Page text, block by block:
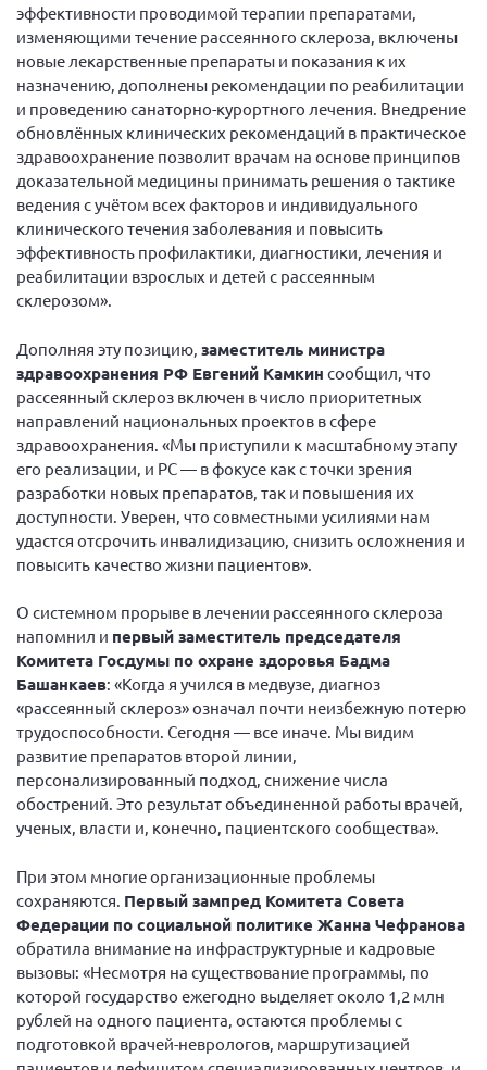
Общероссийская РС
Алтайский край
Архангельская область
Брянская область
Владимирская область
Волгоградская область
Воронежская область
Ивановская область
Калининградская область
Кировская область
Краснодарский край
Красноярский край
Липецкая область
Ленинградская область
г. Москва
Московская область
Нижегородская область
Новгородская область
Новосибирская область
Омская область
Оренбургская область
Пензенская область
Республика Бурятия
Республика Карелия
Республика Калмыкия
Республика Хакасия
Ростовская область
г. Санкт-Петербург
эффективности проводимой терапии препаратами,
изменяющими течение рассеянного склероза, включены
новые лекарственные препараты и показания к их
назначению, дополнены рекомендации по реабилитации
и проведению санаторно-курортного лечения. Внедрение
обновлённых клинических рекомендаций в практическое
здравоохранение позволит врачам на основе принципов
доказательной медицины принимать решения о тактике
ведения с учётом всех факторов и индивидуального
клинического течения заболевания и повысить
эффективность профилактики, диагностики, лечения и
реабилитации взрослых и детей с рассеянным
склерозом».
Дополняя эту позицию, заместитель министра
здравоохранения РФ Евгений Камкин сообщил, что
рассеянный склероз включен в число приоритетных
направлений национальных проектов в сфере
здравоохранения. «Мы приступили к масштабному этапу
его реализации, и РС — в фокусе как с точки зрения
разработки новых препаратов, так и повышения их
доступности. Уверен, что совместными усилиями нам
удастся отсрочить инвалидизацию, снизить осложнения и
повысить качество жизни пациентов».
О системном прорыве в лечении рассеянного склероза
напомнил и первый заместитель председателя
Комитета Госдумы по охране здоровья Бадма
Башанкаев: «Когда я учился в медвузе, диагноз
«рассеянный склероз» означал почти неизбежную потерю
трудоспособности. Сегодня — все иначе. Мы видим
развитие препаратов второй линии,
персонализированный подход, снижение числа
обострений. Это результат объединенной работы врачей,
ученых, власти и, конечно, пациентского сообщества».
При этом многие организационные проблемы
сохраняются. Первый зампред Комитета Совета
Федерации по социальной политике Жанна Чефранова
обратила внимание на инфраструктурные и кадровые
вызовы: «Несмотря на существование программы, по
которой государство ежегодно выделяет около 1,2 млн
рублей на одного пациента, остаются проблемы с
подготовкой врачей-неврологов, маршрутизацией